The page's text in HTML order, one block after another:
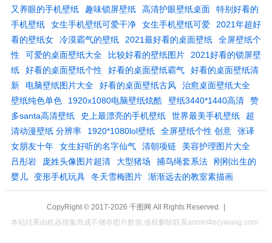
又养眼的手机壁纸
趣味锁屏壁纸 高清护眼壁纸桌面
特别好看的
手机壁纸
女生手机壁纸可爱干净 女生手机壁纸可爱
2021年超好
看的壁纸女
冷漠霸气的壁纸 2021最好看的桌面壁纸
全屏壁纸个
性
可爱的桌面壁纸大全 比较好看的壁纸图片
2021好看的锁屏壁
纸
好看的桌面壁纸个性 好看的桌面壁纸霸气
好看的桌面壁纸清
新
电脑壁纸图片大全 好看的桌面壁纸古风
治愈桌面壁纸大全
壁纸纯色单色
1920x1080电脑壁纸炫酷 壁纸3440*1440高清
赞
多santa高清壁纸
史上最漂亮的手机壁纸 世界最美手机壁纸
超
清动漫壁纸 分辨率
1920*1080lol壁纸 全屏壁纸个性 创意
张译
女朋友十年
女生好听的名字仙气 清朝项链
美容护理图片大全
吕彤岩
庞姓头像图片超清 大型猪场 捕鸟绳套系法
刚刚出生的
婴儿
变形手机玩具 冬天雪梅图片 渐渐远去的教室素描画
CopyRight © 2017-2026 千图网 All Rights Reserved.
|
本站结果由机器搜集而成不储存图片数据,侵权删除联系admin#ecywang.com